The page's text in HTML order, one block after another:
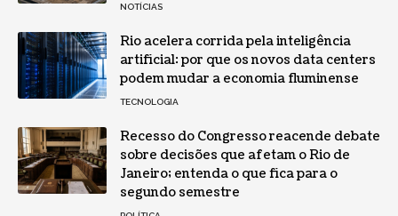
NOTÍCIAS
Rio acelera corrida pela inteligência
artificial: por que os novos data centers
podem mudar a economia fluminense
TECNOLOGIA
Recesso do Congresso reacende debate
sobre decisões que afetam o Rio de
Janeiro; entenda o que fica para o
segundo semestre